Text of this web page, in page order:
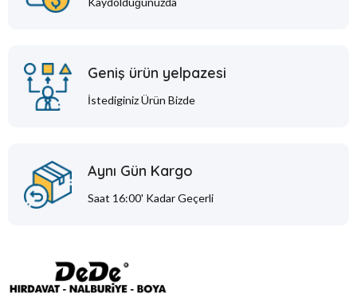
Geniş ürün yelpazesi
İstediginiz Ürün Bizde
Aynı Gün Kargo
Saat 16:00' Kadar Geçerli